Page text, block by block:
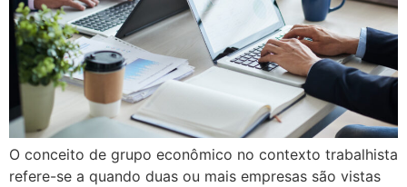
O conceito de grupo econômico no contexto trabalhista
refere-se a quando duas ou mais empresas são vistas